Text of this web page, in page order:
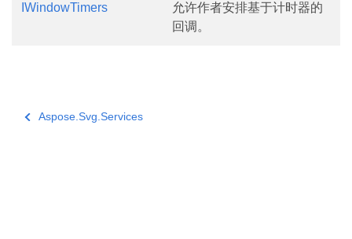
IWindowTimers
允许作者安排基于计时器的
回调。
Aspose.Svg.Services